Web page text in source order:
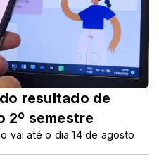
resultado de
2º semestre
vai até o dia 14 de agosto